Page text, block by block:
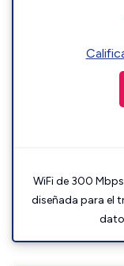
WiFi de 300
diseñada para el